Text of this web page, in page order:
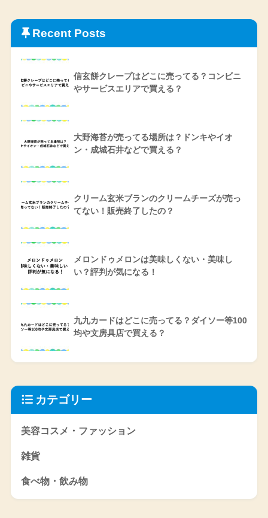
Recent Posts
信玄餅クレープはどこに売ってる？コンビニ
やサービスエリアで買える？
大野海苔が売ってる場所は？ドンキやイオ
ン・成城石井などで買える？
クリーム玄米ブランのクリームチーズが売っ
てない！販売終了したの？
メロンドゥメロンは美味しくない・美味し
い？評判が気になる！
九九カードはどこに売ってる？ダイソー等100
均や文房具店で買える？
カテゴリー
美容コスメ・ファッション
雑貨
食べ物・飲み物